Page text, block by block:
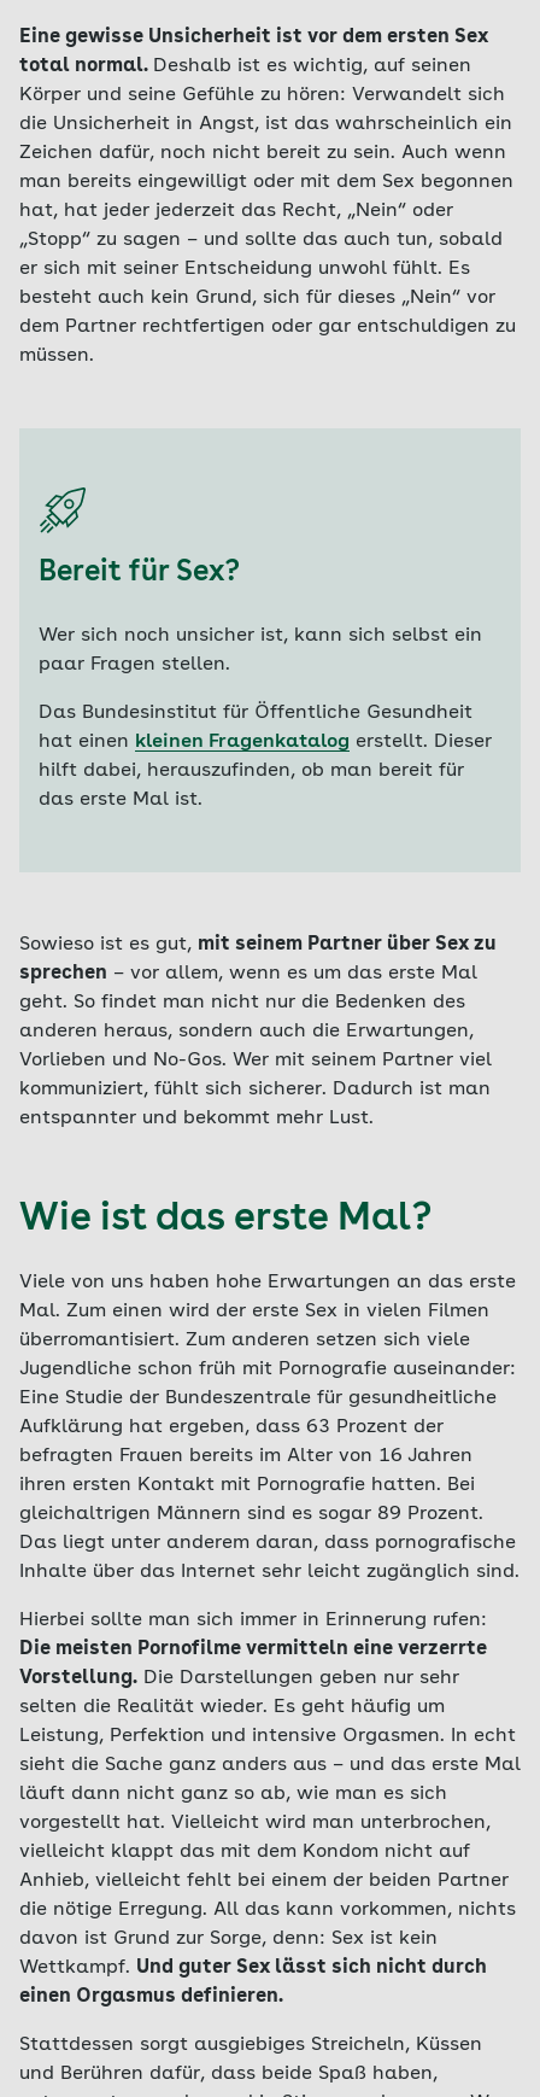
Eine gewisse Unsicherheit ist vor dem ersten Sex
total normal. Deshalb ist es wichtig, auf seinen
Körper und seine Gefühle zu hören: Verwandelt sich
die Unsicherheit in Angst, ist das wahrscheinlich ein
Zeichen dafür, noch nicht bereit zu sein. Auch wenn
man bereits eingewilligt oder mit dem Sex begonnen
hat, hat jeder jederzeit das Recht, „Nein“ oder
„Stopp“ zu sagen – und sollte das auch tun, sobald
er sich mit seiner Entscheidung unwohl fühlt. Es
besteht auch kein Grund, sich für dieses „Nein“ vor
dem Partner rechtfertigen oder gar entschuldigen zu
müssen.
Bereit für Sex?
Wer sich noch unsicher ist, kann sich selbst ein
paar Fragen stellen.
Das Bundesinstitut für Öffentliche Gesundheit
hat einen kleinen Fragenkatalog erstellt. Dieser
hilft dabei, herauszufinden, ob man bereit für
das erste Mal ist.
Sowieso ist es gut, mit seinem Partner über Sex zu
sprechen – vor allem, wenn es um das erste Mal
geht. So findet man nicht nur die Bedenken des
anderen heraus, sondern auch die Erwartungen,
Vorlieben und No-Gos. Wer mit seinem Partner viel
kommuniziert, fühlt sich sicherer. Dadurch ist man
entspannter und bekommt mehr Lust.
Wie ist das erste Mal?
Viele von uns haben hohe Erwartungen an das erste
Mal. Zum einen wird der erste Sex in vielen Filmen
überromantisiert. Zum anderen setzen sich viele
Jugendliche schon früh mit Pornografie auseinander:
Eine Studie der Bundeszentrale für gesundheitliche
Aufklärung hat ergeben, dass 63 Prozent der
befragten Frauen bereits im Alter von 16 Jahren
ihren ersten Kontakt mit Pornografie hatten. Bei
gleichaltrigen Männern sind es sogar 89 Prozent.
Das liegt unter anderem daran, dass pornografische
Inhalte über das Internet sehr leicht zugänglich sind.
Hierbei sollte man sich immer in Erinnerung rufen:
Die meisten Pornofilme vermitteln eine verzerrte
Vorstellung. Die Darstellungen geben nur sehr
selten die Realität wieder. Es geht häufig um
Leistung, Perfektion und intensive Orgasmen. In echt
sieht die Sache ganz anders aus – und das erste Mal
läuft dann nicht ganz so ab, wie man es sich
vorgestellt hat. Vielleicht wird man unterbrochen,
vielleicht klappt das mit dem Kondom nicht auf
Anhieb, vielleicht fehlt bei einem der beiden Partner
die nötige Erregung. All das kann vorkommen, nichts
davon ist Grund zur Sorge, denn: Sex ist kein
Wettkampf. Und guter Sex lässt sich nicht durch
einen Orgasmus definieren.
Stattdessen sorgt ausgiebiges Streicheln, Küssen
und Berühren dafür, dass beide Spaß haben,